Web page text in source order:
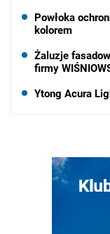
Powłoka
kolorem
Żaluzje
firmy
Ytong Acura